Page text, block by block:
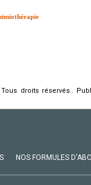
droits réservés..
NOS FORMULES